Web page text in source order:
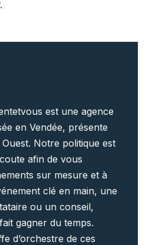
est une agence
en Vendée, présente
Notre politique est
afin de vous
sur mesure et à
clé en main, une
ou un conseil,
gagner du temps.
d’orchestre de ces